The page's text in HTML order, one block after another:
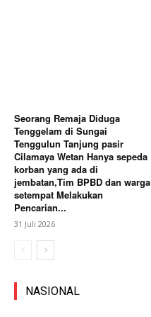
Seorang Remaja Diduga
Tenggelam di Sungai
Tenggulun Tanjung pasir
Cilamaya Wetan Hanya sepeda
korban yang ada di
jembatan,Tim BPBD dan warga
setempat Melakukan
Pencarian...
31 Juli 2026
NASIONAL